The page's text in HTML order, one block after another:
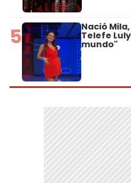
5 Nació
Telefe
mundo"